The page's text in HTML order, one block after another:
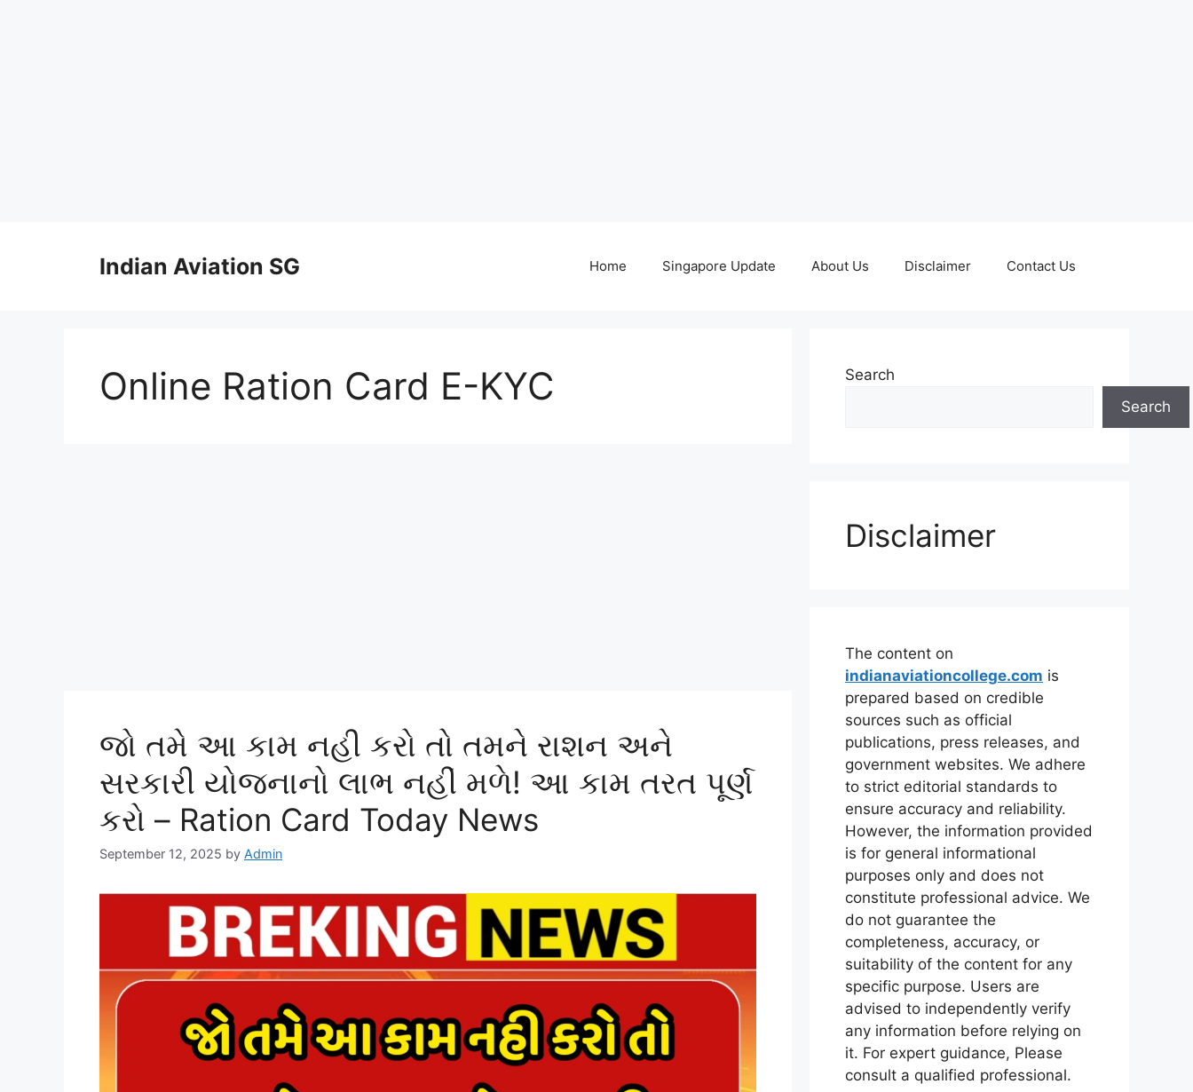
Indian Aviation SG Home Singapore Update About Us Disclaimer Contact Us
Online Ration Card E-KYC
જો તમે આ કામ નહી કરો તો તમને રાશન અને
સરકારી યોજનાનો લાભ નહીં મળે! આ કામ તરત પૂર્ણ
કરો – Ration Card Today News
September 12, 2025 by Admin
Search
Search
Disclaimer
The content on
indianaviationcollege.com is
prepared based on credible
sources such as official
publications, press releases, and
government websites. We adhere
to strict editorial standards to
ensure accuracy and reliability.
However, the information provided
is for general informational
purposes only and does not
constitute professional advice. We
do not guarantee the
completeness, accuracy, or
suitability of the content for any
specific purpose. Users are
advised to independently verify
any information before relying on
it. For expert guidance, Please
consult a qualified professional.